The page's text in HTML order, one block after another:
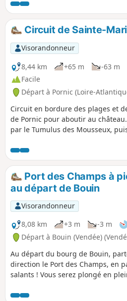
Circuit de Sainte-
Visorandonneur
8,44 km
+65 m -63 m
Facile
Départ à Pornic (Loire-
Circuit en bordure des plages et
de Pornic pour aboutir au
par le Tumulus des Mousseux,
un long chemin herbeux nous
route de la Plage de Porteau.
Port des Champs à
au départ de Bouin
Visorandonneur
8,08 km
+3 m -3 m
Départ à Bouin (Vendée)
Au départ du bourg de Bouin,
direction le Port des Champs, en
salants ! Vous serez plongé en
lieux. Puis, arrivé au Port des